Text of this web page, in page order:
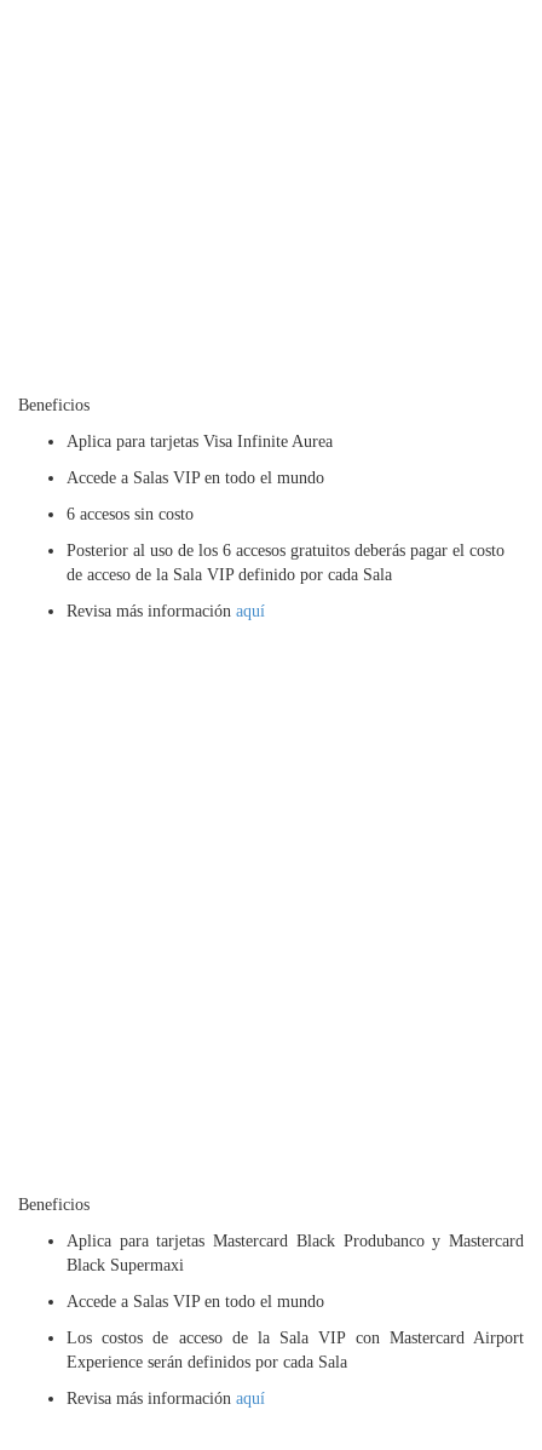
Beneficios
Aplica para tarjetas Visa Infinite Aurea
Accede a Salas VIP en todo el mundo
6 accesos sin costo
Posterior al uso de los 6 accesos gratuitos deberás pagar el costo
de acceso de la Sala VIP definido por cada Sala
Revisa más información aquí
Beneficios
Aplica para tarjetas Mastercard Black Produbanco y Mastercard
Black Supermaxi
Accede a Salas VIP en todo el mundo
Los costos de acceso de la Sala VIP con Mastercard Airport
Experience serán definidos por cada Sala
Revisa más información aquí